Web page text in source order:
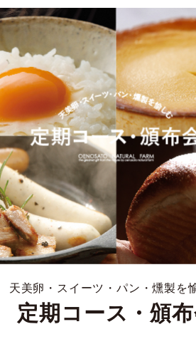
天美卵・スイーツ・パン・燻製を
定期コース・頒